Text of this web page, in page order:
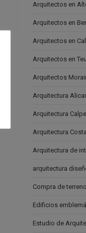
Arquitectos en
Arquitectos en
Arquitectos en
Arquitectos en
Arquitectos
Arquitectura
Arquitectura Calpe
Arquitectura
Arquitectura de
arquitectura
Compra de
Edificios
Estudio de